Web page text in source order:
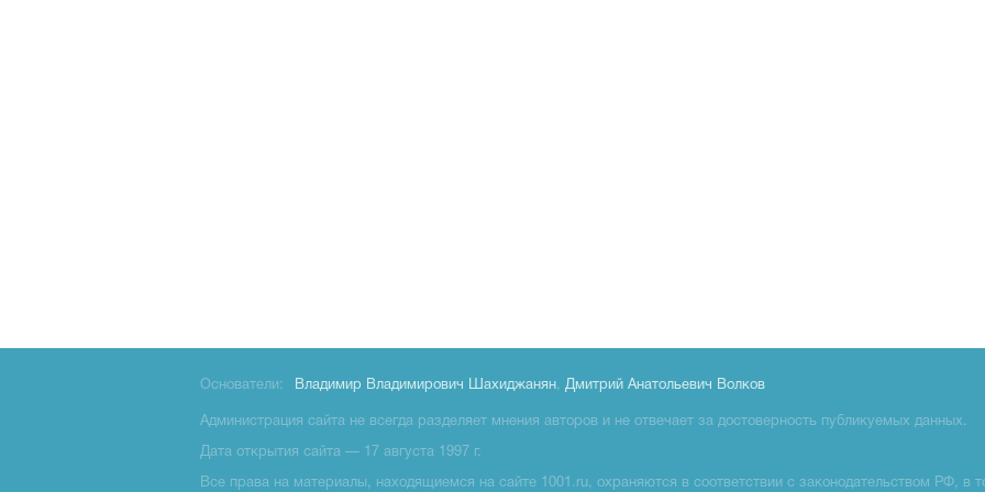
Основатели: Владимир Владимирович Шахиджанян, Дмитрий Анатольевич Волков
Администрация сайта не всегда разделяет мнения авторов и не отвечает за достоверность публикуемых данных.
Дата открытия сайта — 17 августа 1997 г.
Все права на материалы, находящиемся на сайте 1001.ru, охраняются в соответствии с законодательством РФ, в